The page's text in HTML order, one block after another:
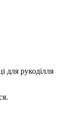
для рукоділля